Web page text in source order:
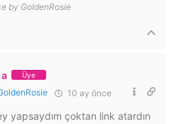
by GoldenRosie
Üye
10 ay önce
yapsaydım çoktan link atardın